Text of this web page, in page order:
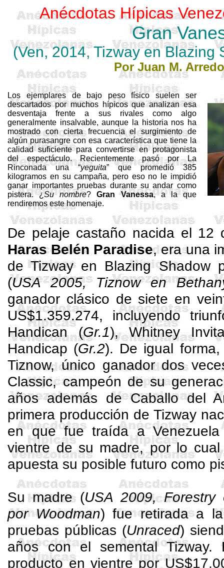
Anécdotas Hípicas
Gran
(Ven, 2014,TizwayenBlazing
Por Juan M.
Los ejemplares de bajo peso físico suelen ser
descartados por muchos hípicos que analizan esa
desventaja frente a sus rivales como algo
generalmente insalvable, aunque la historia nos ha
mostrado con cierta frecuencia el surgimiento de
algún purasangre con esa característica que tiene la
calidad suficiente para convertirse en protagonista
del espectáculo. Recientemente pasó por La
Rinconada una “yeguita” que promedió 385
kilogramos en su campaña, pero eso no le impidió
ganar importantes pruebas durante su andar como
pistera. ¿Su nombre?Gran Vanessa, a la que
rendiremos este homenaje.
De pelaje castaño nacida el
Haras Belén Paradise, era una
deTizwayen BlazingShadow
(USA 2005,Tiznowen
ganador clásico de siete en
US$1.359.274, incluyendo
Handican(Gr.1), Whitney
Handicap (Gr.2). De igual
Tiznow, único ganador dos
Classic, campeón de su
años además de Caballo del
primera producción de Tizway
en que fue traída a
vientre de su madre, por lo
apuesta su posible futuro como
Su madre (USA 2009,Forestry
porWoodman) fue retirada a
pruebas públicas (Unraced)
años con el sementalTizway.
producto en vientre por